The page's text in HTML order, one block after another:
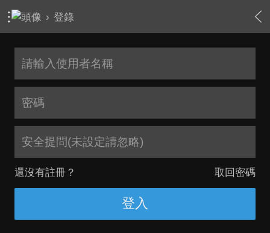
› 登錄
安全提問(未設定請忽略)
還沒有註冊？ 取回密碼
登入